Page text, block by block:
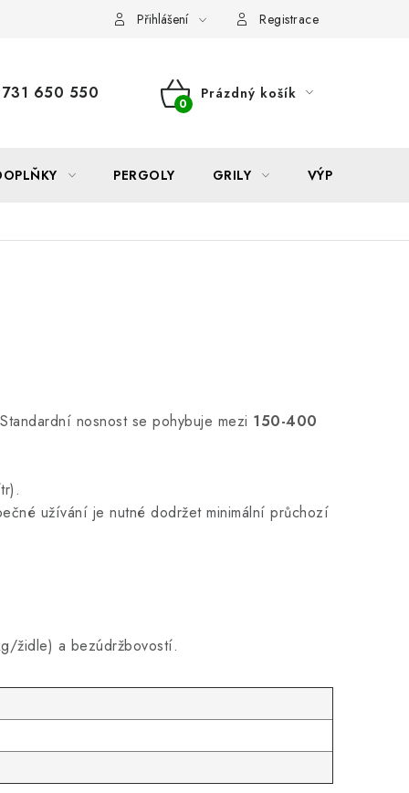
Formulář odstoupení od smlouvy
Přihlášení Registrace
731 650 550
NÁKUPNÍ
Prázdný košík
PERGOLY GRILY VÝPRODEJ
nosnost se pohybuje mezi 150-400
užívání je nutné dodržet minimální průchozí
židle) a bezúdržbovostí.